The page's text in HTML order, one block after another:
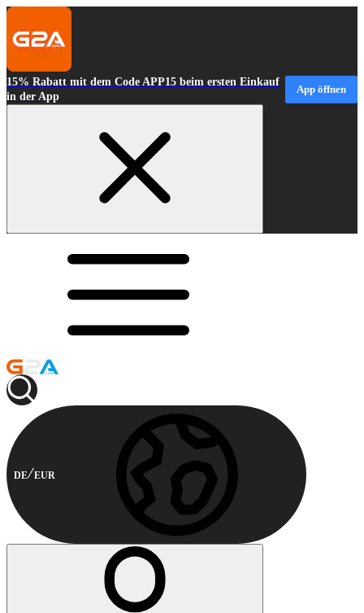
15% Rabatt mit dem Code APP15 beim ersten Einkauf
in der App
App öffnen
DE EUR